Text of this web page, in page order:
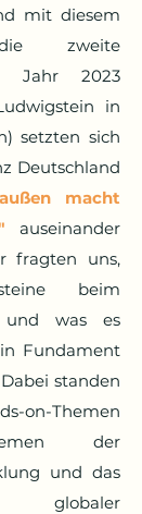
mit diesem
zweite
Jahr 2023
in
setzten sich
Deutschland
macht
auseinander
fragten uns,
beim
und was es
Fundament
Dabei standen
on-Themen
der
und das